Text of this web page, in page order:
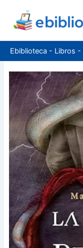
contenido
Ebiblioteca - Libros -